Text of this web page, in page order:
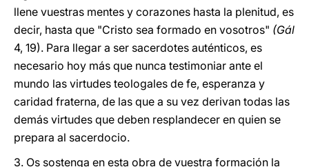
llene vuestras mentes y corazones hasta la plenitud, es
decir, hasta que "Cristo sea formado en vosotros" (Gál
4, 19). Para llegar a ser sacerdotes auténticos, es
necesario hoy más que nunca testimoniar ante el
mundo las virtudes teologales de fe, esperanza y
caridad fraterna, de las que a su vez derivan todas las
demás virtudes que deben resplandecer en quien se
prepara al sacerdocio.
3. Os sostenga en esta obra de vuestra formación la